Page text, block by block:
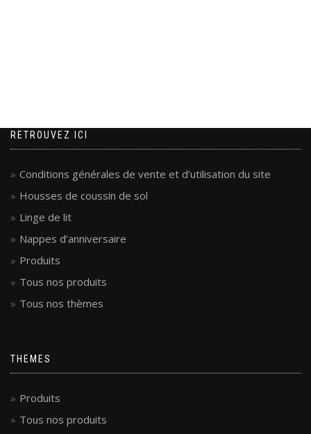
RETROUVEZ ICI
Conditions générales de vente et d’utilisation du site
Housses de coussin de sol
Linge de lit
Nappes d’anniversaire
Produits
Tous nos produits
Tous nos thèmes
THEMES
Produits
Tous nos produits